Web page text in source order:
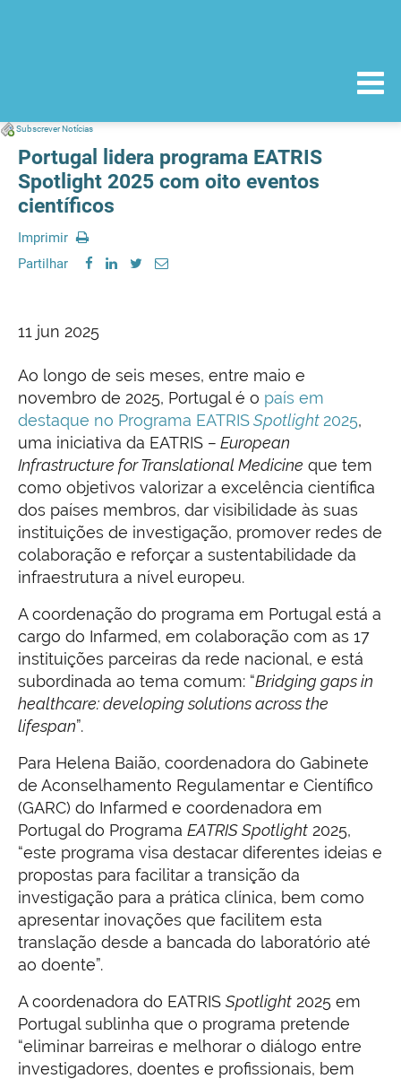
Subscrever Notícias
Portugal lidera programa EATRIS
Spotlight 2025 com oito eventos
científicos
Imprimir
Partilhar
11 jun 2025
Ao longo de seis meses, entre maio e
novembro de 2025, Portugal é o país em
destaque no Programa EATRISSpotlight 2025,
uma iniciativa da EATRIS – European
Infrastructure for Translational Medicine que tem
como objetivos valorizar a excelência científica
dos países membros, dar visibilidade às suas
instituições de investigação, promover redes de
colaboração e reforçar a sustentabilidade da
infraestrutura a nível europeu.
A coordenação do programa em Portugal está a
cargo do Infarmed, em colaboração com as 17
instituições parceiras da rede nacional, e está
subordinada ao tema comum: “Bridging gaps in
healthcare: developing solutions across the
lifespan”.
Para Helena Baião, coordenadora do Gabinete
de Aconselhamento Regulamentar e Científico
(GARC) do Infarmed e coordenadora em
Portugal do Programa EATRIS Spotlight 2025,
“este programa visa destacar diferentes ideias e
propostas para facilitar a transição da
investigação para a prática clínica, bem como
apresentar inovações que facilitem esta
translação desde a bancada do laboratório até
ao doente”.
A coordenadora do EATRIS Spotlight 2025 em
Portugal sublinha que o programa pretende
“eliminar barreiras e melhorar o diálogo entre
investigadores, doentes e profissionais, bem